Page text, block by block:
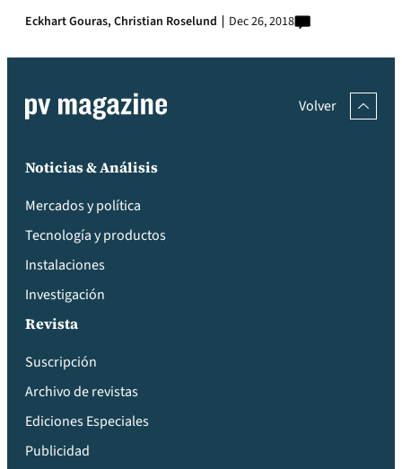
Eckhart Gouras,Christian Roselund Dec 26, 2018
Volver
Noticias & Análisis
Mercados y política
Tecnología y productos
Instalaciones
Investigación
Revista
Suscripción
Archivo de revistas
Ediciones Especiales
Publicidad